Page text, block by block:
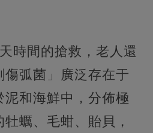
時間的搶救，老人還
傷弧菌」廣泛存在于
和海鮮中，分佈極
蠣、毛蚶、貽貝，